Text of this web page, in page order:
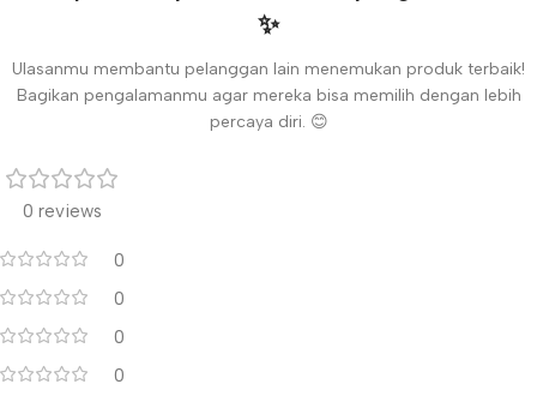
✨
Ulasanmu membantu pelanggan lain menemukan produk terbaik!
Bagikan pengalamanmu agar mereka bisa memilih dengan lebih
percaya diri. 😊
0 reviews
0
0
0
0